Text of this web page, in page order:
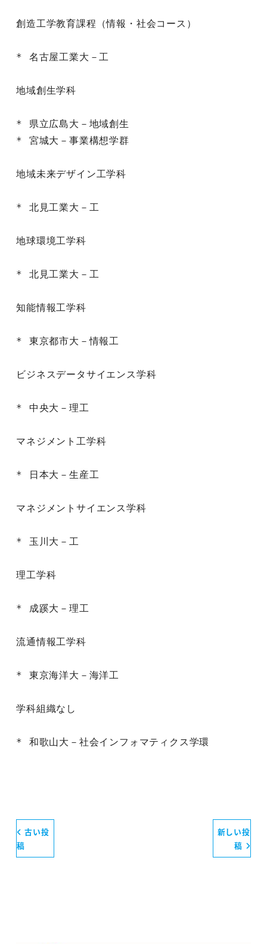
創造工学教育課程（情報・社会コース）
* 名古屋工業大－工
地域創生学科
* 県立広島大－地域創生
* 宮城大－事業構想学群
地域未来デザイン工学科
* 北見工業大－工
地球環境工学科
* 北見工業大－工
知能情報工学科
* 東京都市大－情報工
ビジネスデータサイエンス学科
* 中央大－理工
マネジメント工学科
* 日本大－生産工
マネジメントサイエンス学科
* 玉川大－工
理工学科
* 成蹊大－理工
流通情報工学科
* 東京海洋大－海洋工
学科組織なし
* 和歌山大－社会インフォマティクス学環
古い投
稿
新しい投
稿